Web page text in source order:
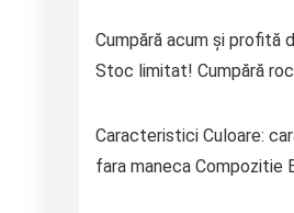
Cumpără acum și profită
Stoc limitat! Cumpără
Caracteristici Culoare:
fara maneca Compozitie